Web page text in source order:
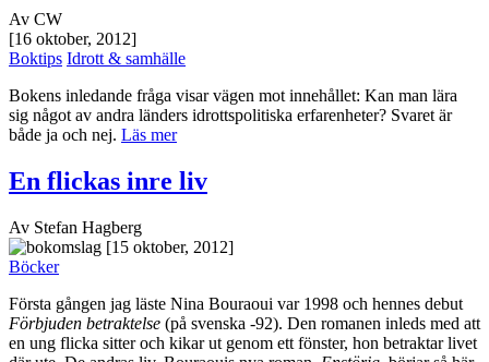
Av CW
[16 oktober, 2012]
Boktips Idrott & samhälle
Bokens inledande fråga visar vägen mot innehållet: Kan man lära
sig något av andra länders idrottspolitiska erfarenheter? Svaret är
både ja och nej. Läs mer
En flickas inre liv
Av Stefan Hagberg
[15 oktober, 2012]
Böcker
Första gången jag läste Nina Bouraoui var 1998 och hennes debut
Förbjuden betraktelse (på svenska -92). Den romanen inleds med att
en ung flicka sitter och kikar ut genom ett fönster, hon betraktar livet